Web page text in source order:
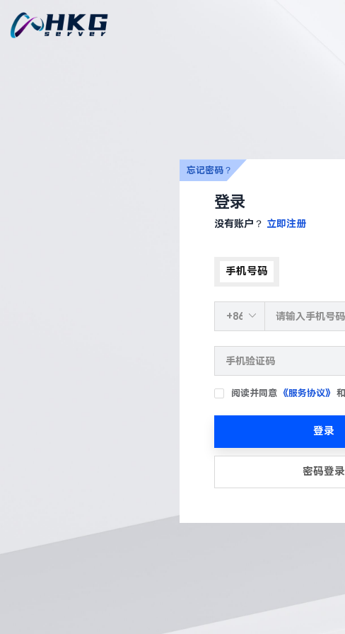
登录
没有账户？ 立即注册
手机号码
阅读并同意 《服务协议》 和
忘记密码？
登录
密码登录